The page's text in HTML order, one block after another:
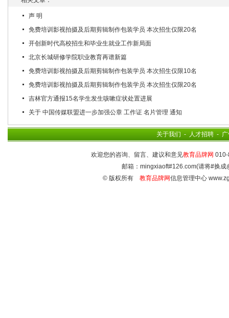
声 明
免费培训影视拍摄及后期剪辑制作包装学员 本次招生仅限20名
开创新时代高校招生和毕业生就业工作新局面
北京长城研修学院职业教育再谱新篇
免费培训影视拍摄及后期剪辑制作包装学员 本次招生仅限10名
免费培训影视拍摄及后期剪辑制作包装学员 本次招生仅限20名
吉林官方通报15名学生发生咳嗽症状处置进展
关于 中国传媒联盟进一步加强公章 工作证 名片管理 通知
关于我们 - 人才招聘 -
欢迎您的咨询、留言、建议和意见教育品牌网
邮箱：mingxiaoft#126.com(请将#换
© 版权所有 教育品牌网信息管理中心